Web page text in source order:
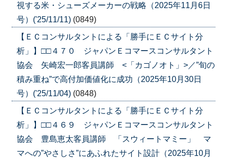
視する米・シューズメーカーの戦略（2025年11月6日
号）('25/11/11) (0849)
【ＥＣコンサルタントによる「勝手にＥＣサイト分
析」】□□４７０ ジャパンＥコマースコンサルタント
協会 矢崎宏一郎客員講師 <「カゴノオト」>／”旬の
積み重ね”で高付加価値化に成功（2025年10月30日
号）('25/11/04) (0848)
【ＥＣコンサルタントによる「勝手にＥＣサイト分
析」】□□４６９ ジャパンＥコマースコンサルタント
協会 豊島恵太客員講師 「スウィートマミー」 マ
マへの”やさしさ”にあふれたサイト設計（2025年10月